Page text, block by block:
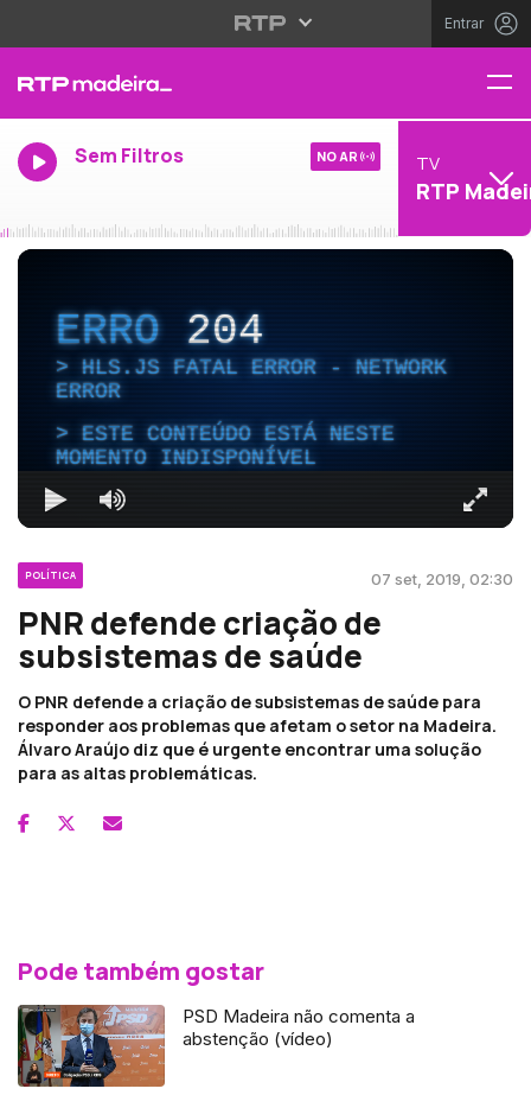
Entrar
Sem Filtros NO AR TV
RTP
ERRO204
HLS.JS FATAL ERROR - NETWORK
ERROR
ESTE CONTEÚDO ESTÁ NESTE
MOMENTO INDISPONÍVEL
POLÍTICA 07 set, 2019, 02:30
PNR defende criação de
subsistemas de saúde
O PNR defende a criação de subsistemas de saúde para
responder aos problemas que afetam o setor na Madeira.
Álvaro Araújo diz que é urgente encontrar uma solução
para as altas problemáticas.
Pode também gostar
PSD Madeira não comenta a
abstenção (vídeo)